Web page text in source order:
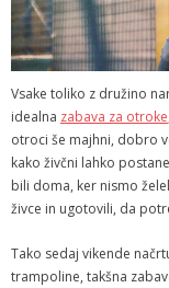
Vsake toliko z družino
idealna zabava za otroke
otroci še majhni, dobro
kako živčni lahko
bili doma, ker nismo
živce in ugotovili, da
Tako sedaj vikende
trampoline, takšna